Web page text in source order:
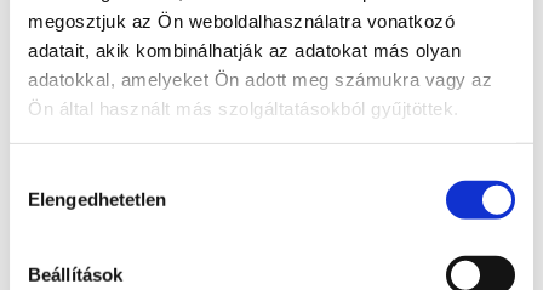
megosztjuk az Ön weboldalhasználatra vonatkozó
adatait, akik kombinálhatják az adatokat más olyan
adatokkal, amelyeket Ön adott meg számukra vagy az
Ön által használt más szolgáltatásokból gyűjtöttek.
kiválasztása
Elengedhetetlen
Beállítások
-SLOGGI. A SLOGGI legújabb Body Adapt
kollekciójának melltartóiban szilikoncsíkok vannak,
melynek köszönhetően a melltartók tökéletesen
-MANGO: A MANGO online áruházában a Violeta by
Mango kollekcióból 5XL-es méretig lehet rendelni.
– H&M nem csak kiterjesztette a mérettartományait,
hanem megmutatta, hogyan kell feltűnő színeket és